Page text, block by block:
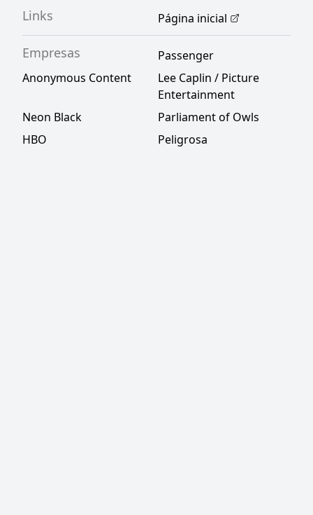
Links Página inicial
Empresas
Passenger
Anonymous Content
Lee Caplin / Picture
Entertainment
Neon Black
Parliament of Owls
HBO
Peligrosa